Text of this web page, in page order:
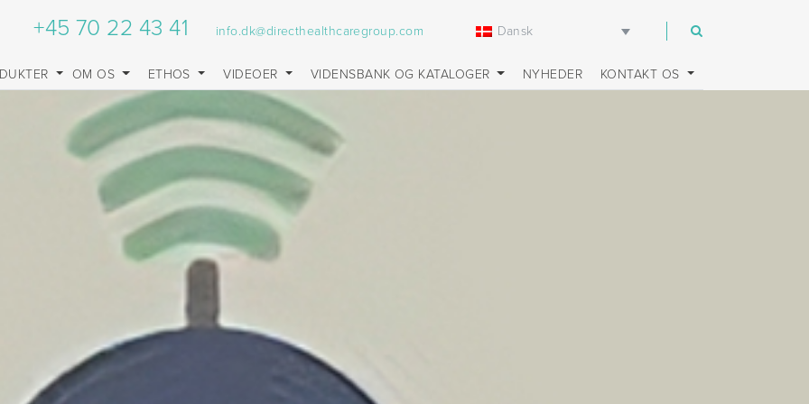
+45 70 22 43 41 info.dk@directhealthcaregroup.com Dansk
OM OS ETHOS VIDEOER VIDENSBANK OG KATALOGER NYHEDER KONTAKT OS